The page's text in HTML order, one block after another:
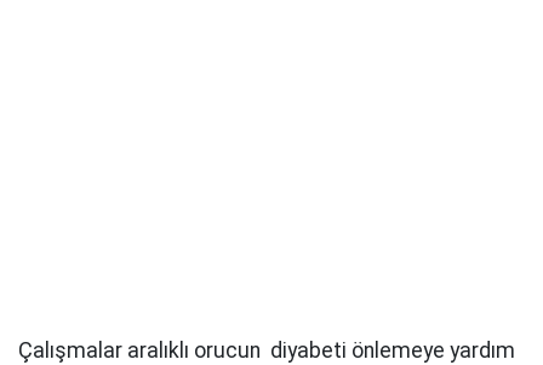
Çalışmalar aralıklı orucun diyabeti önlemeye yardım